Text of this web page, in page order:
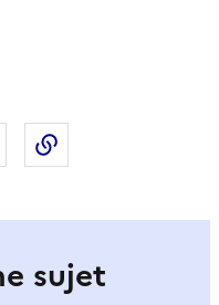
sur LinkedIn
Partager par email
sujet